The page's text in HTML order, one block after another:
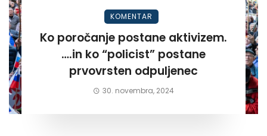
KOMENTAR
Ko poročanje postane aktivizem.
….in ko “policist” postane
prvovrsten odpuljenec
30. novembra, 2024